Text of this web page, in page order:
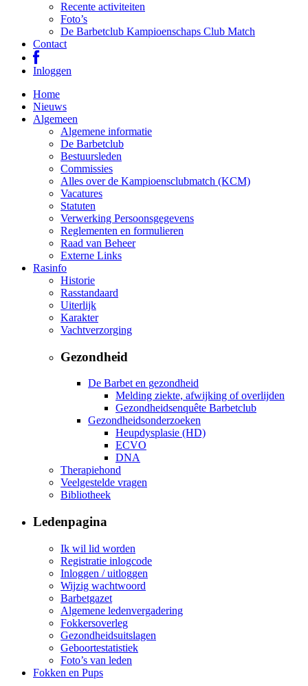
Recente activiteiten
Foto’s
De Barbetclub Kampioenschaps Club Match
Contact
Inloggen
Home
Nieuws
Algemeen
Algemene informatie
De Barbetclub
Bestuursleden
Commissies
Alles over de Kampioensclubmatch (KCM)
Vacatures
Statuten
Verwerking Persoonsgegevens
Reglementen en formulieren
Raad van Beheer
Externe Links
Rasinfo
Historie
Rasstandaard
Uiterlijk
Karakter
Vachtverzorging
Gezondheid
De Barbet en gezondheid
Melding ziekte, afwijking of overlijden
Gezondheidsenquête Barbetclub
Gezondheidsonderzoeken
Heupdysplasie (HD)
ECVO
DNA
Therapiehond
Veelgestelde vragen
Bibliotheek
Ledenpagina
Ik wil lid worden
Registratie inlogcode
Inloggen / uitloggen
Wijzig wachtwoord
Barbetgazet
Algemene ledenvergadering
Fokkersoverleg
Gezondheidsuitslagen
Geboortestatistiek
Foto’s van leden
Fokken en Pups